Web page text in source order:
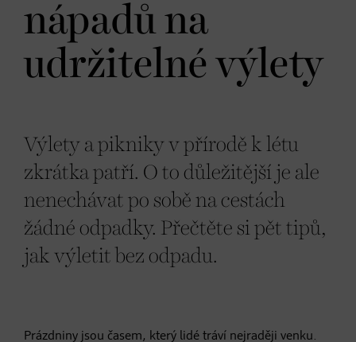
nápadů na
udržitelné výlety
Výlety a pikniky v přírodě k létu
zkrátka patří. O to důležitější je ale
nenechávat po sobě na cestách
žádné odpadky. Přečtěte si pět tipů,
jak výletit bez odpadu.
Prázdniny jsou časem, který lidé tráví nejraději venku.